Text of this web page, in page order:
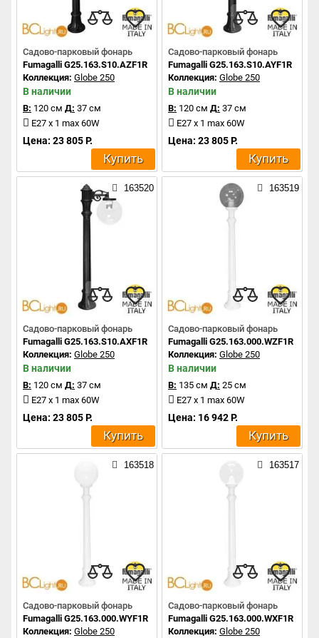
Садово-парковый фонарь
Fumagalli G25.163.S10.AZF1R
Коллекция: Globe 250
В наличии
В: 120 см Д: 37 см
E27 x 1 max 60W
Цена: 23 805 Р.
Купить
Садово-парковый фонарь
Fumagalli G25.163.S10.AYF1R
Коллекция: Globe 250
В наличии
В: 120 см Д: 37 см
E27 x 1 max 60W
Цена: 23 805 Р.
Купить
163520
Садово-парковый фонарь
Fumagalli G25.163.S10.AXF1R
Коллекция: Globe 250
В наличии
В: 120 см Д: 37 см
E27 x 1 max 60W
Цена: 23 805 Р.
Купить
163519
Садово-парковый фонарь
Fumagalli G25.163.000.WZF1R
Коллекция: Globe 250
В наличии
В: 135 см Д: 25 см
E27 x 1 max 60W
Цена: 16 942 Р.
Купить
163518
Садово-парковый фонарь
Fumagalli G25.163.000.WYF1R
Коллекция: Globe 250
163517
Садово-парковый фонарь
Fumagalli G25.163.000.WXF1R
Коллекция: Globe 250